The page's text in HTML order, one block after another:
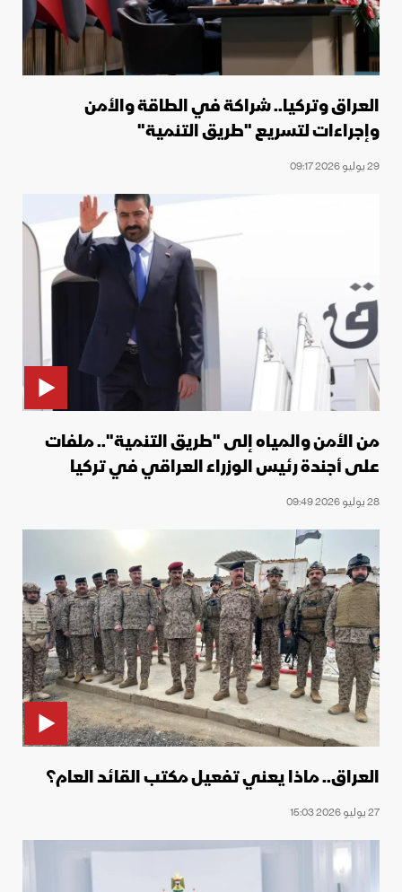
العراق وتركيا.. شراكة في الطاقة والأمن
وإجراءات لتسريع "طريق التنمية"
29 يوليو 2026 09:17
من الأمن والمياه إلى "طريق التنمية".. ملفات
على أجندة رئيس الوزراء العراقي في تركيا
28 يوليو 2026 09:49
العراق.. ماذا يعني تفعيل مكتب القائد العام؟
27 يوليو 2026 15:03